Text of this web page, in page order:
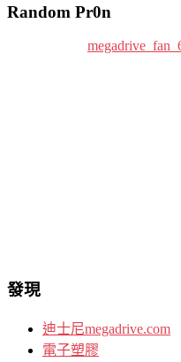
Random Pr0n
發現
迪士尼megadrive.com
電子塑膠